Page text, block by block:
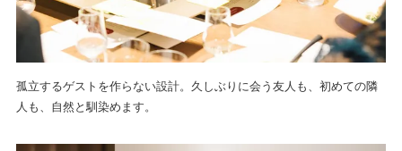
孤立するゲストを作らない設計。久しぶりに会う友人も、初めての隣
人も、自然と馴染めます。